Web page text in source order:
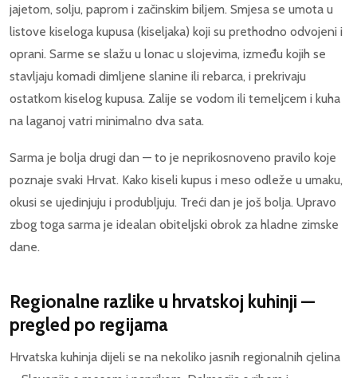
jajetom, solju, paprom i začinskim biljem. Smjesa se umota u
listove kiseloga kupusa (kiseljaka) koji su prethodno odvojeni i
oprani. Sarme se slažu u lonac u slojevima, između kojih se
stavljaju komadi dimljene slanine ili rebarca, i prekrivaju
ostatkom kiselog kupusa. Zalije se vodom ili temeljcem i kuha
na laganoj vatri minimalno dva sata.
Sarma je bolja drugi dan — to je neprikosnoveno pravilo koje
poznaje svaki Hrvat. Kako kiseli kupus i meso odleže u umaku,
okusi se ujedinjuju i produbljuju. Treći dan je još bolja. Upravo
zbog toga sarma je idealan obiteljski obrok za hladne zimske
dane.
Regionalne razlike u hrvatskoj kuhinji —
pregled po regijama
Hrvatska kuhinja dijeli se na nekoliko jasnih regionalnih cjelina